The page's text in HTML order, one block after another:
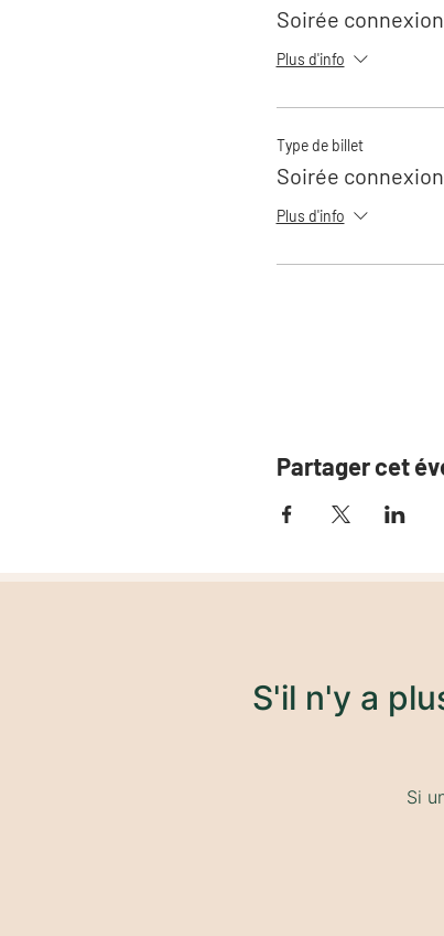
Soirée
Plus d'info
Type de billet
Soirée
Plus d'info
Partager cet
S'il n'y a
Si